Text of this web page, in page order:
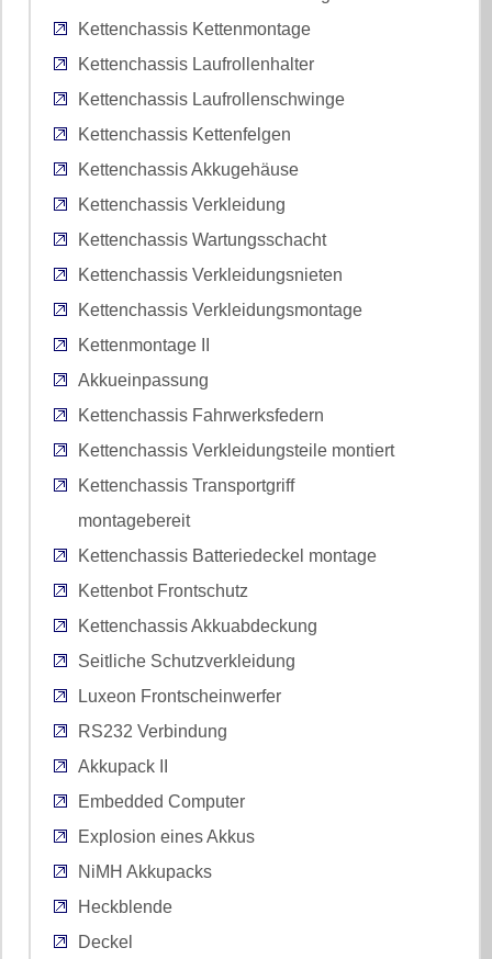
Kettenchassis Kettenmontage
Kettenchassis Laufrollenhalter
Kettenchassis Laufrollenschwinge
Kettenchassis Kettenfelgen
Kettenchassis Akkugehäuse
Kettenchassis Verkleidung
Kettenchassis Wartungsschacht
Kettenchassis Verkleidungsnieten
Kettenchassis Verkleidungsmontage
Kettenmontage II
Akkueinpassung
Kettenchassis Fahrwerksfedern
Kettenchassis Verkleidungsteile montiert
Kettenchassis Transportgriff
montagebereit
Kettenchassis Batteriedeckel montage
Kettenbot Frontschutz
Kettenchassis Akkuabdeckung
Seitliche Schutzverkleidung
Luxeon Frontscheinwerfer
RS232 Verbindung
Akkupack II
Embedded Computer
Explosion eines Akkus
NiMH Akkupacks
Heckblende
Deckel